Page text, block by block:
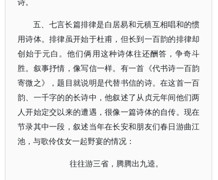
五、七言长篇排律是白居易和元稹互相唱和的惯
用诗体。排律虽开始于杜甫，但长到一百韵的排律却
创始于元白。他们俩用这种诗体往还酬答，争奇斗
胜。叙事抒情，像写信一样。有一首《代书诗一百韵
寄微之》，题目就说明是代替书信的诗。在这首一百
韵、一千字的的长诗中，他叙述了从贞元年间他们两
人开始定交以来的遭遇，很像一篇诗体的自传。现在
节录其中一段，叙述当年在长安和朋友们春日游曲江
池，与歌伶伎女一起野宴的情况：
往往游三省，腾腾出九逵。